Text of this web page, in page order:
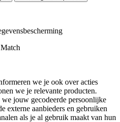
we je ook over acties
we je relevante producten.
jouw gecodeerde persoonlijke
externe aanbieders en gebruiken
als je al gebruik maakt van hun